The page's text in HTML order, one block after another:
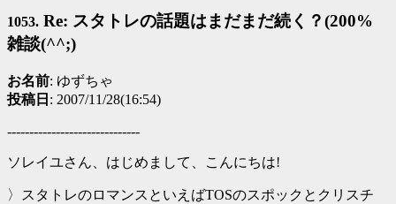
1053. Re: スタトレの話題はまだまだ続く？(200%
雑談(^^;)
お名前: ゆずちゃ
投稿日 : 2007/11/28(16:54)
------------------------------
ソレイユさん、はじめまして、こんにちは!
〉スタトレのロマンスといえばTOSのスポックとクリスチ